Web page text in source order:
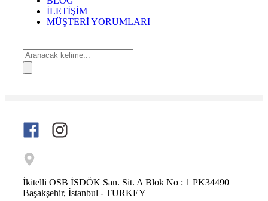
İLETİŞİM
MÜŞTERİ YORUMLARI
İkitelli OSB İSDÖK San. Sit. A Blok No : 1 PK34490
Başakşehir, İstanbul - TURKEY